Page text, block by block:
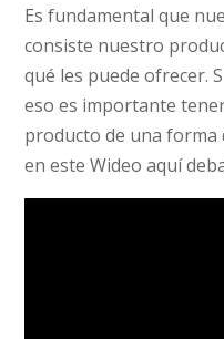
Es fundamental que
consiste nuestro
qué les puede ofrecer.
eso es importante
producto de una forma
en este Wideo aquí